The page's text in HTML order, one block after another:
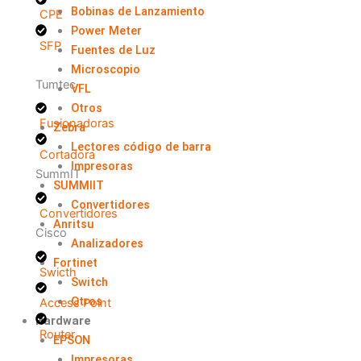
CPE
SFP
Tumtec
Fusionadoras
Cortadora
SummIT
Convertidores
Cisco
Swicth
Access Point
Router
Bobinas de Lanzamiento
Power Meter
Fuentes de Luz
Microscopio
VFL
Otros
Zebra
Lectores código de barra
Impresoras
SUMMIIT
Convertidores
Anritsu
Analizadores
Fortinet
Switch
Otros
Hardware
EPSON